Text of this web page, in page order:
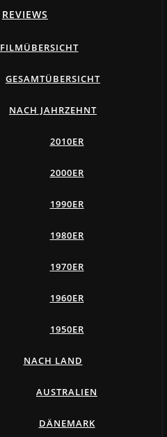
REVIEWS
FILMÜBERSICHT
GESAMTÜBERSICHT
NACH JAHRZEHNT
2010ER
2000ER
1990ER
1980ER
1970ER
1960ER
1950ER
NACH LAND
AUSTRALIEN
DÄNEMARK